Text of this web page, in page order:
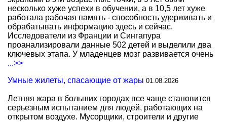
несколько хуже успехи в обучении, а в 10,5 лет хуже
работала рабочая память - способность удерживать и
обрабатывать информацию здесь и сейчас.
Исследователи из Франции и Сингапура
проанализировали данные 502 детей и выделили два
ключевых этапа. У младенцев мозг развивается очень
...>>
Умные жилеты, спасающие от жары 01.08.2026
Летняя жара в больших городах все чаще становится
серьезным испытанием для людей, работающих на
открытом воздухе. Мусорщики, строители и другие